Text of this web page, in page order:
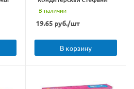
В наличии
19.65 руб./шт
В корзину